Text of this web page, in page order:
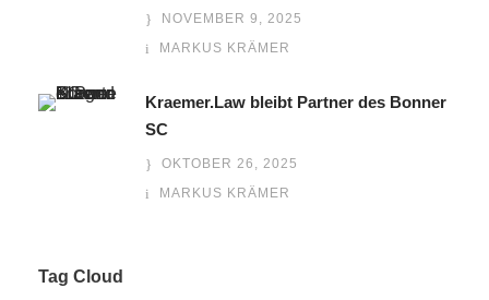
NOVEMBER 9, 2025
MARKUS KRÄMER
Kraemer.Law bleibt Partner des Bonner
SC
OKTOBER 26, 2025
MARKUS KRÄMER
Tag Cloud